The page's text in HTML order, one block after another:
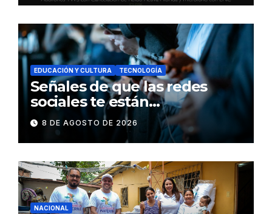
EDUCACIÓN Y CULTURA TECNOLOGÍA
Señales de que las redes
sociales te están
consumiendo
8 DE AGOSTO DE 2026
NACIONAL